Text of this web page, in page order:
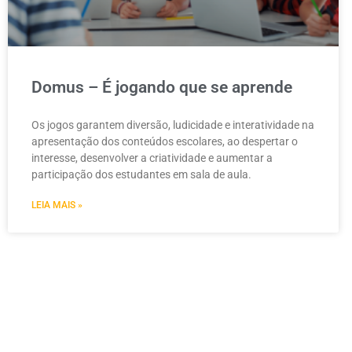
Domus – É jogando que se aprende
Os jogos garantem diversão, ludicidade e interatividade na
apresentação dos conteúdos escolares, ao despertar o
interesse, desenvolver a criatividade e aumentar a
participação dos estudantes em sala de aula.
LEIA MAIS »